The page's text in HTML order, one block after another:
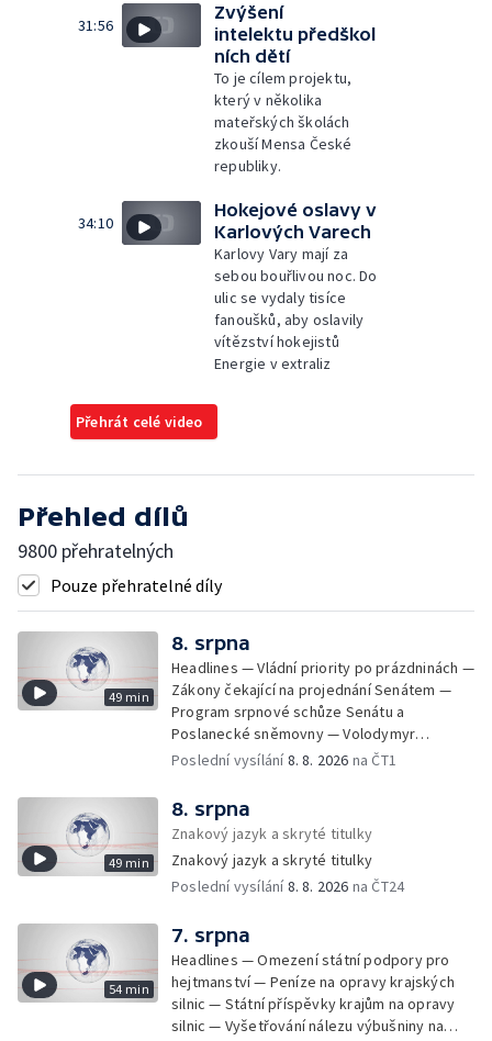
31:56
Zvýšení
intelektu předškol
ních dětí
To je cílem projektu,
který v několika
mateřských školách
zkouší Mensa České
republiky.
34:10
Hokejové oslavy v
Karlových Varech
Karlovy Vary mají za
sebou bouřlivou noc. Do
ulic se vydaly tisíce
fanoušků, aby oslavily
vítězství hokejistů
Energie v extraliz
Přehrát celé video
Přehled dílů
9800 přehratelných
Pouze přehratelné díly
49 min
8. srpna
Headlines — Vládní priority po prázdninách —
Zákony čekající na projednání Senátem —
Program srpnové schůze Senátu a
Poslanecké sněmovny — Volodymyr
Zelenskyj jednal poprvé v Bělehradě —
provoz nelegálních domovů pro seniory —
Populace Česka stárne — Čekací lhůty na
přijetí do domovů pro seniory — Tisza
vybrala kandidáta na prezidenta — Tréninky
soutěžních párů StarDance — Následky
Prahou prošel průvod hrdosti na podporu
sexuálních menšin — Snazší vrácení zboží —
Pátrání na jezeře Most — Bezpečnost na
paddleboardech — Češi hledají chladnější
destinace — Kolik zaplatí Češi za dovolenou
Poslední vysílání8. 8. 2026 na ČT1
49 min
8. srpna
Znakový jazyk a skryté titulky
Znakový jazyk a skryté titulky
Poslední vysílání8. 8. 2026 na ČT24
54 min
7. srpna
Headlines — Omezení státní podpory pro
hejtmanství — Peníze na opravy krajských
silnic — Státní příspěvky krajům na opravy
silnic — Vyšetřování nálezu výbušniny na